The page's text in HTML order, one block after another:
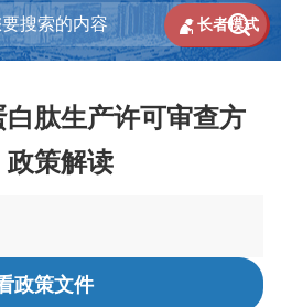

 长者模式
白肽生产许可审查方
政策解读
政策文件